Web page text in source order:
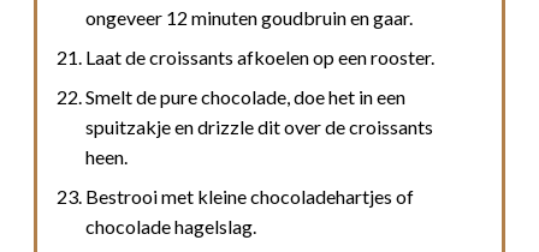
ongeveer 12 minuten goudbruin en gaar.
Laat de croissants afkoelen op een rooster.
Smelt de pure chocolade, doe het in een
spuitzakje en drizzle dit over de croissants
heen.
Bestrooi met kleine chocoladehartjes of
chocolade hagelslag.